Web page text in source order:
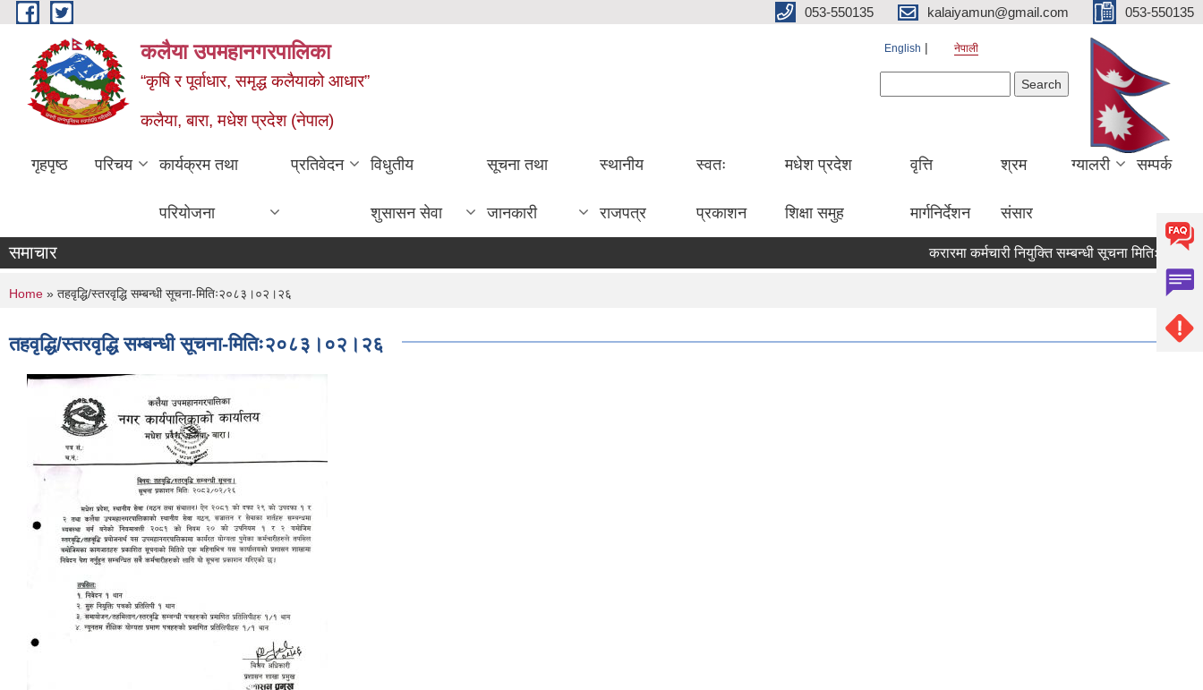
Skip to main content 053-550135 kalaiyamun@gmail.com 053-550135
कलैया उपमहानगरपालिका
“कृषि र पूर्वाधार, समृद्ध कलैयाको आधार”
कलैया, बारा, मधेश प्रदेश (नेपाल)
English नेपाली
गृहपृष्ठ परिचय कार्यक्रम तथा
परियोजना
प्रतिवेदन विधुतीय
शुसासन सेवा
सूचना तथा
जानकारी
स्थानीय
राजपत्र
स्वतः
प्रकाशन
मधेश प्रदेश
शिक्षा समुह
वृत्ति
मार्गनिर्देशन
श्रम
संसार
ग्यालरी सम्पर्क
समाचार करारमा कर्मचारी नियुक्ति सम्बन्धी सूचना मितिः
You are here
Home » तहवृद्धि/स्तरवृद्धि सम्बन्धी सूचना-मितिः२०८३।०२।२६
तहवृद्धि/स्तरवृद्धि सम्बन्धी सूचना-मितिः२०८३।०२।२६